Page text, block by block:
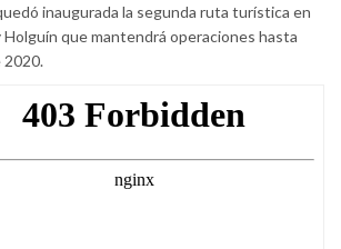
inaugurada la segunda ruta turística en
Holguín que mantendrá operaciones hasta
2020.